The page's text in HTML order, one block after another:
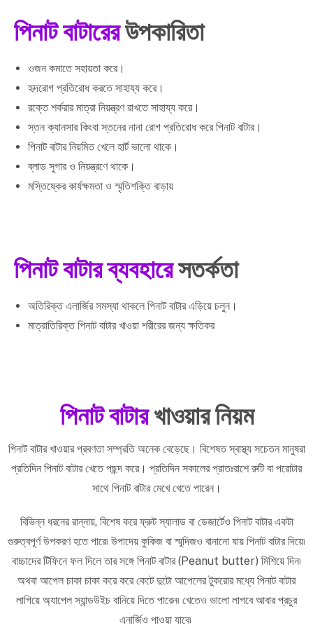
পিনাট বাটারেরউপকারিতা
ওজন কমাতে সহায়তা করে।
হৃদরোগ প্রতিরোধ করতে সাহায্য করে।
রক্তে শর্করার মাত্রা নিয়ন্ত্রণ রাখতে সাহায্য করে।
স্তন ক্যানসার কিংবা স্তনের নানা রোগ প্রতিরোধ করে পিনাট বাটার।
পিনাট বাটার নিয়মিত খেলে হার্ট ভালো থাকে।
ব্লাড সুগার ও নিয়ন্ত্রণে থাকে।
মস্তিষ্কের কার্যক্ষমতা ও স্মৃতিশক্তি বাড়ায়
পিনাট বাটার ব্যবহারেসতর্কতা
অতিরিক্ত এলার্জির সমস্যা থাকলে পিনাট বাটার এড়িয়ে চলুন।
মাত্রাতিরিক্ত পিনাট বাটার খাওয়া শরীরের জন্য ক্ষতিকর
পিনাট বাটারখাওয়ার নিয়ম
পিনাট বাটার খাওয়ার প্রবণতা সম্প্রতি অনেক বেড়েছে। বিশেষত স্বাস্থ্য সচেতন মানুষরা
প্রতিদিন পিনাট বাটার খেতে পছন্দ করে। প্রতিদিন সকালের প্রাতঃরাশে রুটি বা পরোটার
সাথে পিনাট বাটার মেখে খেতে পারেন।
বিভিন্ন ধরনের রান্নায়, বিশেষ করে ফ্রুট স্যালাড বা ডেজার্টেও পিনাট বাটার একটা
গুরুত্বপূর্ণ উপকরণ হতে পারে৷ উপাদেয় কুকিজ বা স্মুদিজও বানানো যায় পিনাট বাটার দিয়ে৷
বাচ্চাদের টিফিনে ফল দিলে তার সঙ্গে পিনাট বাটার (Peanut butter) মিশিয়ে দিন৷
অথবা আপেল চাকা চাকা করে করে কেটে দুটো আপেলের টুকরোর মধ্যে পিনাট বাটার
লাগিয়ে অ্যাপেল স্যান্ডউইচ বানিয়ে দিতে পারেন৷ খেতেও ভালো লাগবে আবার প্রচুর
এনার্জিও পাওয়া যাবে৷